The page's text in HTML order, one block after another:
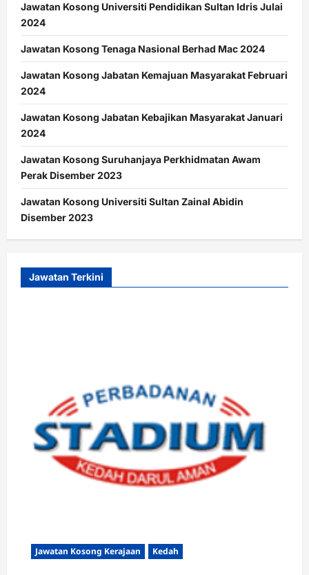
Jawatan Kosong Universiti Pendidikan Sultan Idris Julai
2024
Jawatan Kosong Tenaga Nasional Berhad Mac 2024
Jawatan Kosong Jabatan Kemajuan Masyarakat Februari
2024
Jawatan Kosong Jabatan Kebajikan Masyarakat Januari
2024
Jawatan Kosong Suruhanjaya Perkhidmatan Awam
Perak Disember 2023
Jawatan Kosong Universiti Sultan Zainal Abidin
Disember 2023
Jawatan Terkini
Jawatan Kosong Kerajaan Kedah